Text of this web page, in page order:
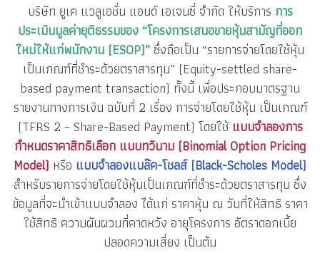
บริษัท ยูเค แวลูเอชั่น แอนด์ เอเจนซี่ จำกัด ให้บริการ การ
ประเมินมูลค่ายุติธรรมของ “โครงการเสนอขายหุ้นสามัญที่ออก
ใหม่ให้แก่พนักงาน (ESOP)”ซึ่งถือเป็น “รายการจ่ายโดยใช้หุ้น
เป็นเกณฑ์ที่ชำระด้วยตราสารทุน” (Equity-settled share-
based payment transaction) ทั้งนี้ เพื่อประกอบมาตรฐาน
รายงานทางการเงิน ฉบับที่ 2 เรื่อง การจ่ายโดยใช้หุ้น เป็นเกณฑ์
(TFRS 2 – Share-Based Payment) โดยใช้แบบจำลองการ
กำหนดราคาสิทธิเลือก แบบทวินาม (Binomial Option Pricing
Model) หรือ แบบจำลองแบล๊ค-โชลส์ (Black-Scholes Model)
สำหรับรายการจ่ายโดยใช้หุ้นเป็นเกณฑ์ที่ชำระด้วยตราสารทุน ซึ่ง
ข้อมูลที่จะนำเข้าแบบจำลอง ได้แก่ ราคาหุ้น ณ วันที่ให้สิทธิ ราคา
ใช้สิทธิ ความผันผวนที่คาดหวัง อายุโครงการ อัตราดอกเบี้ย
ปลอดความเสี่ยง เป็นต้น